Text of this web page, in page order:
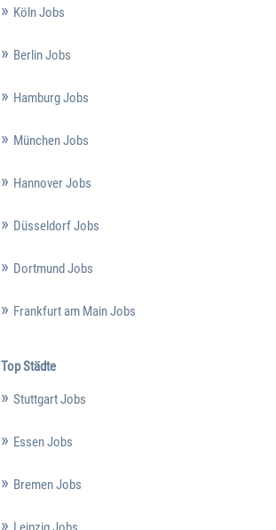
Köln Jobs
Berlin Jobs
Hamburg Jobs
München Jobs
Hannover Jobs
Düsseldorf Jobs
Dortmund Jobs
Frankfurt am Main Jobs
Top Städte
Stuttgart Jobs
Essen Jobs
Bremen Jobs